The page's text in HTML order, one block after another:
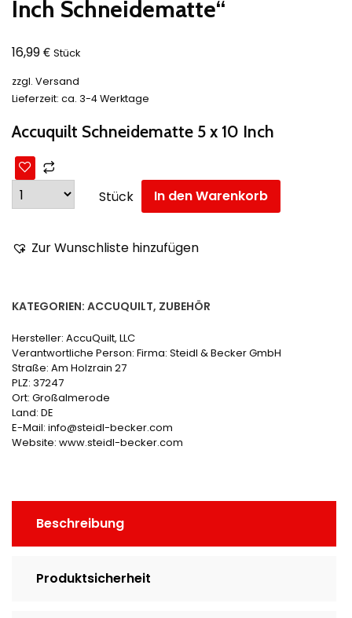
Inch Schneidematte“
16,99€ Stück
zzgl. Versand
Lieferzeit: ca. 3-4 Werktage
Accuquilt Schneidematte 5 x 10 Inch
Stück In den Warenkorb
Zur Wunschliste hinzufügen
KATEGORIEN: ACCUQUILT, ZUBEHÖR
Hersteller: AccuQuilt, LLC
Verantwortliche Person: Firma: Steidl & Becker GmbH
Straße: Am Holzrain 27
PLZ: 37247
Ort: Großalmerode
Land: DE
E-Mail: info@steidl-becker.com
Website: www.steidl-becker.com
Beschreibung
Produktsicherheit